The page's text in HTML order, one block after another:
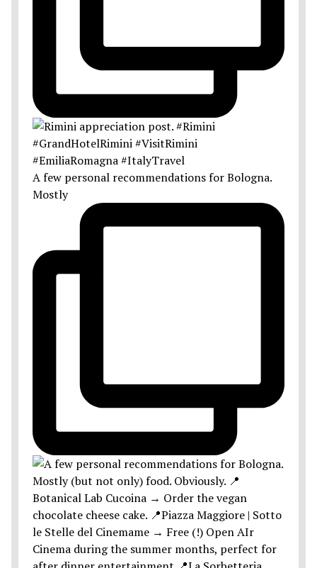
A few personal recommendations for Bologna.
Mostly